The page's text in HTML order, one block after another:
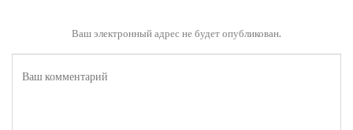
Ваш электронный адрес не будет опубликован.